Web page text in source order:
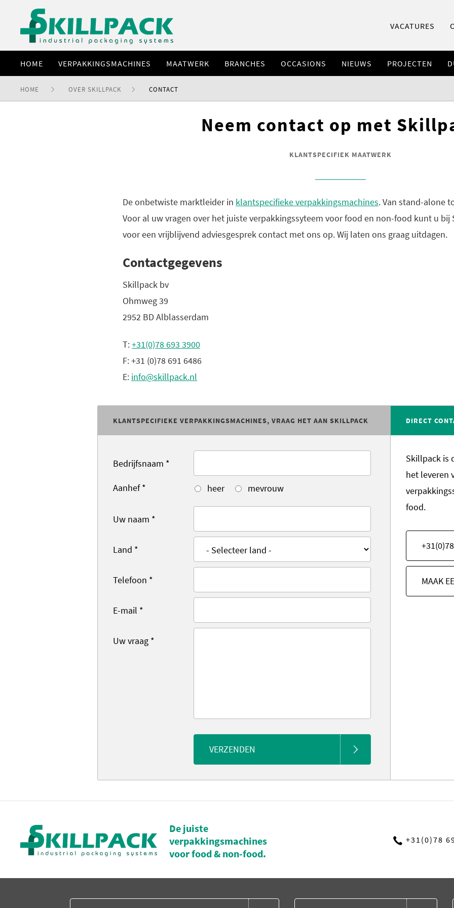
VACATURES
HOME VERPAKKINGSMACHINES MAATWERK BRANCHES OCCASIONS NIEUWS PROJECTEN
HOME OVER SKILLPACK CONTACT
Neem contact op met
KLANTSPECIFIEK MAATWERK
De onbetwiste marktleider in klantspecifieke verpakkingsmachines. Van stand-alone
Voor al uw vragen over het juiste verpakkingssyteem voor food en non-food kunt u bij
voor een vrijblijvend adviesgesprek contact met ons op. Wij laten ons graag uitdagen.
Contactgegevens
Skillpack bv
Ohmweg 39
2952 BD Alblasserdam
T:+31(0)78 693 3900
F: +31 (0)78 691 6486
E: info@skillpack.nl
KLANTSPECIFIEKE VERPAKKINGSMACHINES, VRAAG HET AAN SKILLPACK
Bedrijfsnaam *
Aanhef* heer mevrouw
Uw naam *
Land *
Telefoon *
E-mail *
Uw vraag *
VERZENDEN
DIRECT
Skillpack is
het leveren
food.
MAAK
De juiste
verpakkingsmachines
voor food & non-food.
+31(0)78